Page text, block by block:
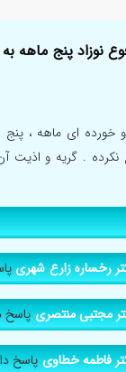
نوزاد پنج ماهه
خورده ای ماهه ، پنج
. گریه و اذیت آن
رخساره زارع شهری
مجتبی منتصریپاسخ
فاطمه خطاویپاسخ